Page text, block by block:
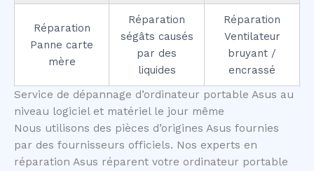
Réparation
Panne carte
mère
Réparation
ségâts causés
par des
liquides
Réparation
Ventilateur
bruyant /
encrassé
Service de dépannage d’ordinateur portable Asus au
niveau logiciel et matériel le jour même
Nous utilisons des pièces d’origines Asus fournies
par des fournisseurs officiels. Nos experts en
réparation Asus réparent votre ordinateur portable